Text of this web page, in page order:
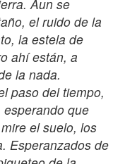
Aun se
el ruido de la
la estela de
ahí están, a
la nada.
paso del tiempo,
que
el suelo, los
Esperanzados de